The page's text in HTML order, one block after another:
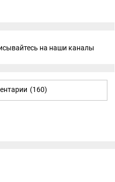
на наши каналы
(160)